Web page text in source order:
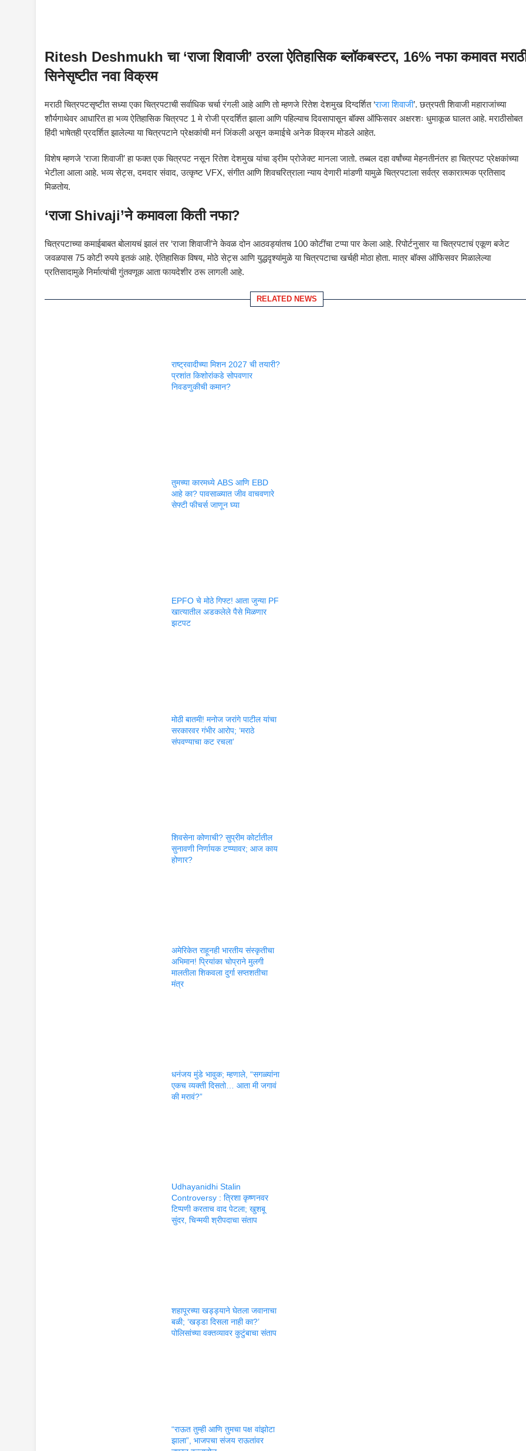
Ritesh Deshmukh चा ‘राजा शिवाजी’ ठरला ऐतिहासिक ब्लॉकबस्टर, 16% नफा कमावत
सिनेसृष्टीत नवा विक्रम
मराठी चित्रपटसृष्टीत सध्या एका चित्रपटाची सर्वाधिक चर्चा रंगली आहे आणि तो म्हणजे रितेश देशमुख दिग्दर्शित ‘राजा शिवाजी’. छत्रपती शिवाजी महाराजांच्या
शौर्यगाथेवर आधारित हा भव्य ऐतिहासिक चित्रपट 1 मे रोजी प्रदर्शित झाला आणि पहिल्याच दिवसापासून बॉक्स ऑफिसवर अक्षरशः धुमाकूळ घालत आहे. मराठीसोबत
हिंदी भाषेतही प्रदर्शित झालेल्या या चित्रपटाने प्रेक्षकांची मनं जिंकली असून कमाईचे अनेक विक्रम मोडले आहेत.
विशेष म्हणजे ‘राजा शिवाजी’ हा फक्त एक चित्रपट नसून रितेश देशमुख यांचा ड्रीम प्रोजेक्ट मानला जातो. तब्बल दहा वर्षांच्या मेहनतीनंतर हा चित्रपट प्रेक्षकांच्या
भेटीला आला आहे. भव्य सेट्स, दमदार संवाद, उत्कृष्ट VFX, संगीत आणि शिवचरित्राला न्याय देणारी मांडणी यामुळे चित्रपटाला सर्वत्र सकारात्मक प्रतिसाद
मिळतोय.
‘राजा Shivaji’ने कमावला किती नफा?
चित्रपटाच्या कमाईबाबत बोलायचं झालं तर ‘राजा शिवाजी’ने केवळ दोन आठवड्यांतच 100 कोटींचा टप्पा पार केला आहे. रिपोर्टनुसार या चित्रपटाचं एकूण बजेट
जवळपास 75 कोटी रुपये इतकं आहे. ऐतिहासिक विषय, मोठे सेट्स आणि युद्धदृश्यांमुळे या चित्रपटाचा खर्चही मोठा होता. मात्र बॉक्स ऑफिसवर मिळालेल्या
प्रतिसादामुळे निर्मात्यांची गुंतवणूक आता फायदेशीर ठरू लागली आहे.
RELATED NEWS
राष्ट्रवादीच्या मिशन 2027 ची तयारी?
प्रशांत किशोरांकडे सोपवणार
निवडणुकीची कमान?
तुमच्या कारमध्ये ABS आणि EBD
आहे का? पावसाळ्यात जीव वाचवणारे
सेफ्टी फीचर्स जाणून घ्या
EPFO चे मोठे गिफ्ट! आता जुन्या PF
खात्यातील अडकलेले पैसे मिळणार
झटपट
मोठी बातमी! मनोज जरांगे पाटील यांचा
सरकारवर गंभीर आरोप; ‘मराठे
संपवण्याचा कट रचला’
शिवसेना कोणाची? सुप्रीम कोर्टातील
सुनावणी निर्णायक टप्प्यावर; आज काय
होणार?
अमेरिकेत राहूनही भारतीय संस्कृतीचा
अभिमान! प्रियांका चोप्राने मुलगी
मालतीला शिकवला दुर्गा सप्तशतीचा
मंत्र
धनंजय मुंडे भावुक; म्हणाले, “सगळ्यांना
एकच व्यक्ती दिसतो… आता मी जगावं
की मरावं?”
Udhayanidhi Stalin
Controversy : त्रिशा कृष्णनवर
टिप्पणी करताच वाद पेटला; खुशबू
सुंदर, चिन्मयी श्रीपदाचा संताप
शहापूरच्या खड्ड्याने घेतला जवानाचा
बळी; ‘खड्डा दिसला नाही का?’
पोलिसांच्या वक्तव्यावर कुटुंबाचा संताप
“राऊत तुम्ही आणि तुमचा पक्ष वांझोटा
झाला”, भाजपचा संजय राऊतांवर